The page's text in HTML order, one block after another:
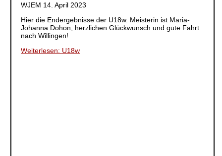
WJEM 14. April 2023
Hier die Endergebnisse der U18w. Meisterin ist Maria-
Johanna Dohon, herzlichen Glückwunsch und gute Fahrt
nach Willingen!
Weiterlesen: U18w